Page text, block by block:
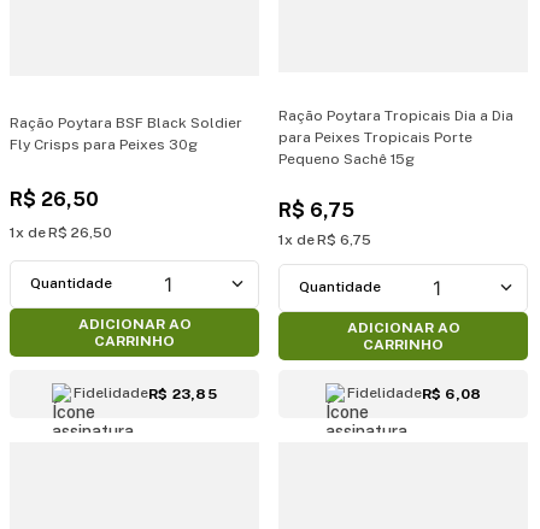
Ração Poytara BSF Black Soldier
Fly Crisps para Peixes 30g
R$ 26,50
1 R$ 26,50
1
ADICIONAR AO
CARRINHO
FidelidadeR$ 23,85
Ração Poytara Tropicais Dia a Dia
para Peixes Tropicais Porte
Pequeno Sachê 15g
R$ 6,75
1 R$ 6,75
1
ADICIONAR AO
CARRINHO
FidelidadeR$ 6,08